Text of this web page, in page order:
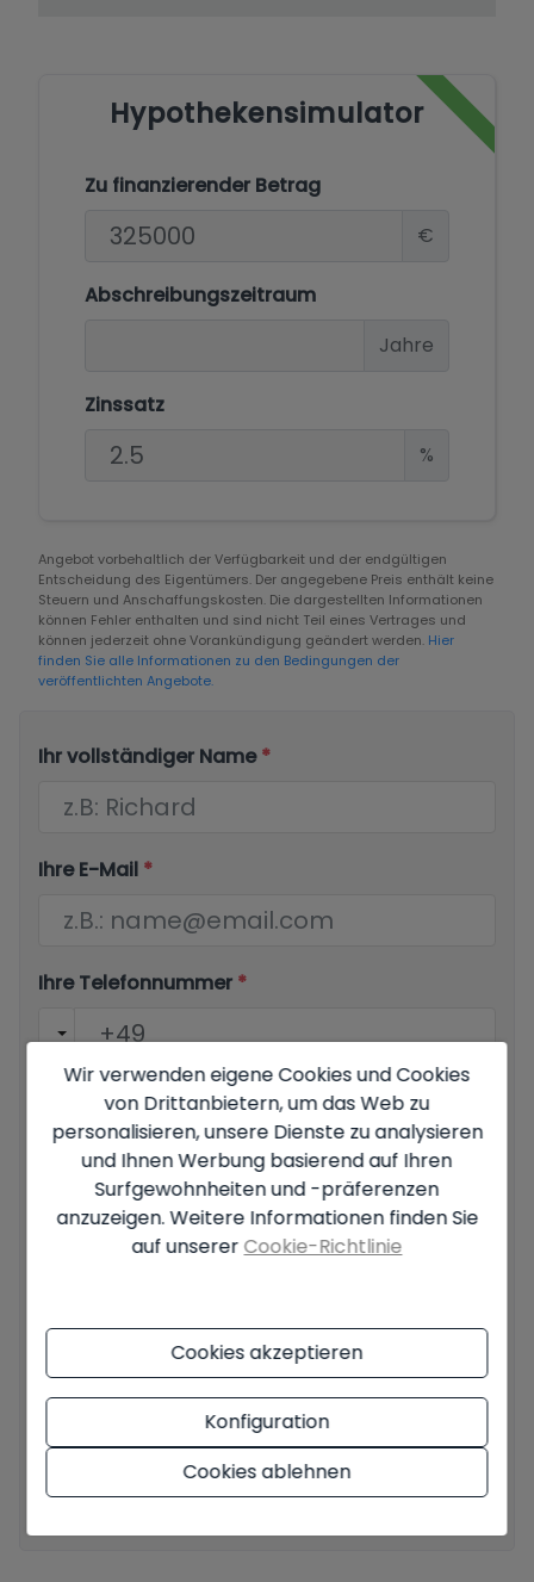
Hypothekensimulator
Zu finanzierender Betrag
€
Abschreibungszeitraum
Jahre
Zinssatz
%
Angebot vorbehaltlich der Verfügbarkeit und der endgültigen
Entscheidung des Eigentümers. Der angegebene Preis enthält keine
Steuern und Anschaffungskosten. Die dargestellten Informationen
können Fehler enthalten und sind nicht Teil eines Vertrages und
können jederzeit ohne Vorankündigung geändert werden. Hier
finden Sie alle Informationen zu den Bedingungen der
veröffentlichten Angebote.
Ihr vollständiger Name*
Ihre E-Mail *
Ihre Telefonnummer *
Ihre Nachricht
Impressumund die
Ich akzeptiere kommerzielle Einsendungen
Anfrage senden
Wir verwenden eigene Cookies und Cookies
von Drittanbietern, um das Web zu
personalisieren, unsere Dienste zu analysieren
und Ihnen Werbung basierend auf Ihren
Surfgewohnheiten und -präferenzen
anzuzeigen. Weitere Informationen finden Sie
auf unserer Cookie-Richtlinie
Cookies akzeptieren
Konfiguration
Cookies ablehnen